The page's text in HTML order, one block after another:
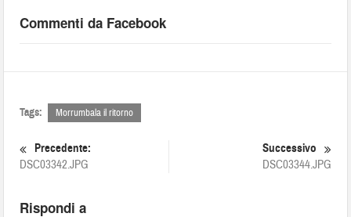
Commenti da Facebook
Tags: Morrumbala il ritorno
Precedente:
DSC03342.JPG
Successivo
DSC03344.JPG
Rispondi a